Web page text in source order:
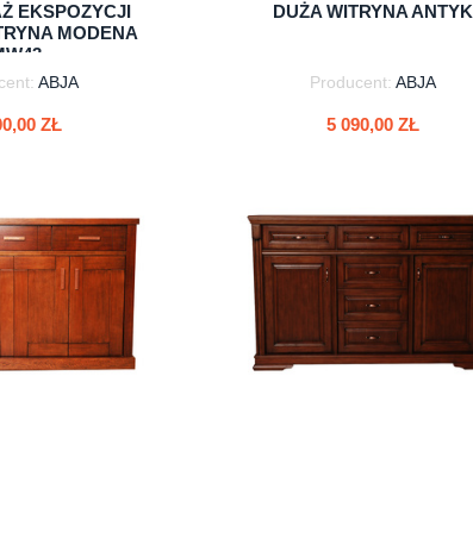
EKSPOZYCJI
MODENA
ABJA
ZŁ
DUŻA WITRYNA ANTYK
Producent: ABJA
5 090,00 ZŁ
do koszyka